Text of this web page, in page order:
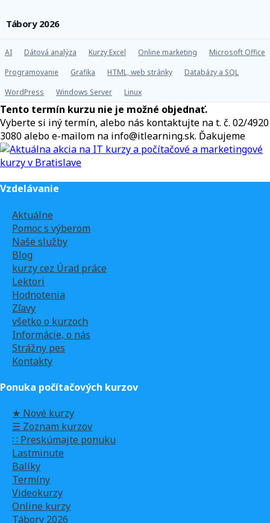
Tábory 2026
AI Dátová analýza Kurzy Excel Online marketing
Microsoft Office
Programovanie
Grafika HTML, web stránky
Databázy a SQL
WordPress
Windows Server Linux
Tento termín kurzu nie je možné objednať.
Vyberte si iný termín, alebo nás kontaktujte na t. č. 02/4920
3080 alebo e-mailom na info@itlearning.sk. Ďakujeme
Vzdelávanie
Aktuálne
Pomoc s výberom
Naše služby
Blog
kurzy cez Úrad práce
Lektori
Hodnotenia
Zľavy
všetko o kurzoch
Informácie, o nás
Strážny pes
Kontakty
Ponuka počítačových kurzov
★ Nové kurzy
☰ Zoznam kurzov
∷ Preskúmajte ponuku
Lastminute
Balíky
Termíny
Videokurzy
Online kurzy
Tábory 2026